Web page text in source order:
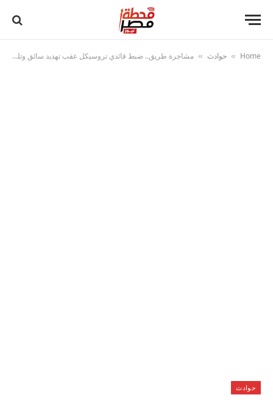
Home
» حوادث » مشاجرة طريق.. ضبط قائدي تروسيكل عقب تهديد سائق وتلفظهم بألفاظ خادشة بالقليوبية
حوادث